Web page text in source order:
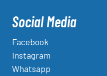
Social Media
Facebook
Instagram
Whatsapp